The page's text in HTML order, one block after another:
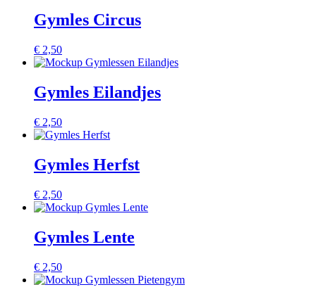
Gymles Circus
€ 2,50
Gymles Eilandjes
€ 2,50
Gymles Herfst
€ 2,50
Gymles Lente
€ 2,50